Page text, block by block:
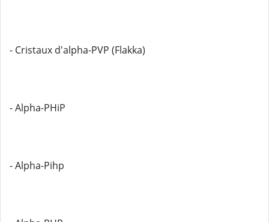
- Cristaux d'alpha-PVP (Flakka)
- Alpha-PHiP
- Alpha-Pihp